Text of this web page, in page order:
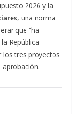
2026 y la
, una norma
que “ha
República
los tres proyectos
aprobación.